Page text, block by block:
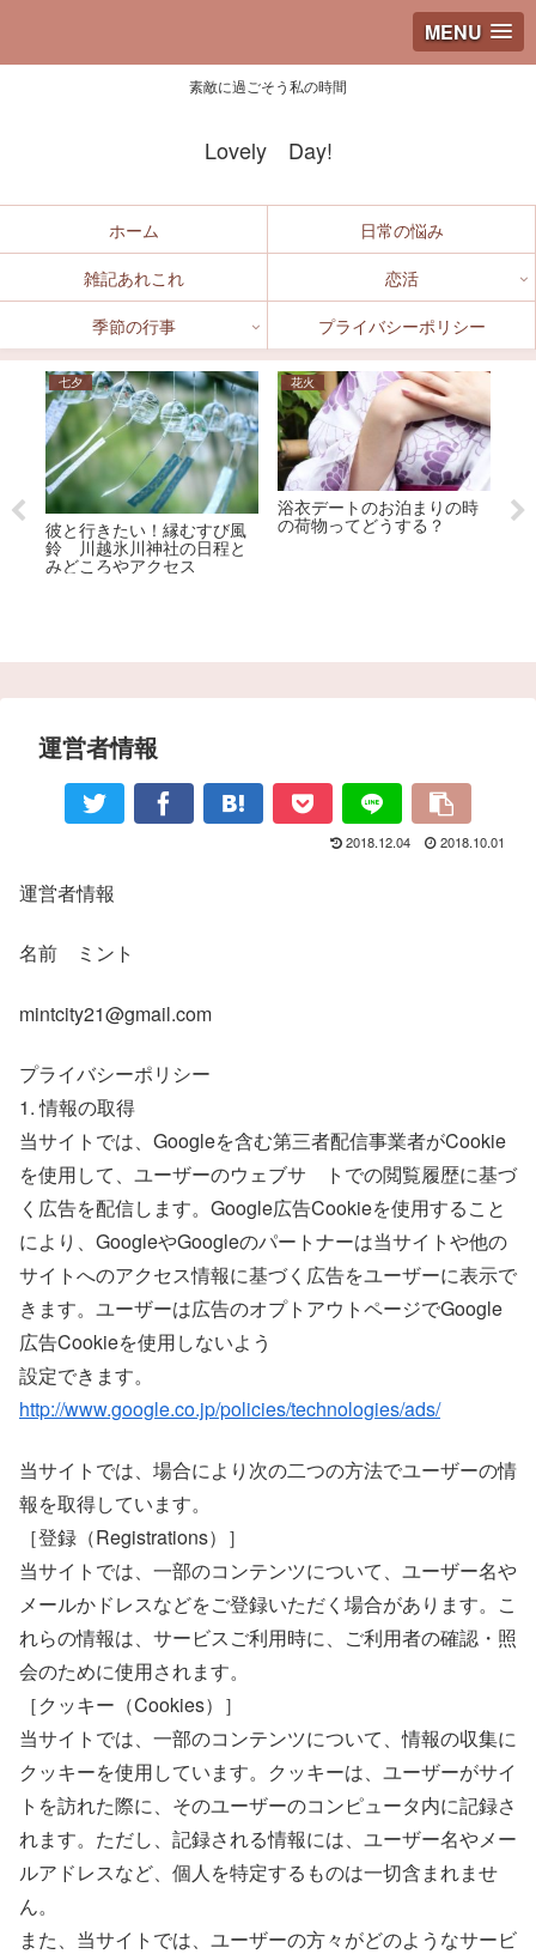
MENU
素敵に過ごそう私の時間
Lovely Day!
ホーム
日常の悩み
雑記あれこれ
恋活
季節の行事
プライバシーポリシー
七夕
彼と行きたい！縁むすび風
鈴 川越氷川神社の日程と
みどころやアクセス
花火
浴衣デートのお泊まりの時
の荷物ってどうする？
運営者情報
2018.12.04 2018.10.01
運営者情報
名前 ミント
mintcity21@gmail.com
プライバシーポリシー
1. 情報の取得
当サイトでは、Googleを含む第三者配信事業者がCookie
を使用して、ユーザーのウェブサ゗トでの閲覧履歴に基づ
く広告を配信します。Google広告Cookieを使用すること
により、GoogleやGoogleのパートナーは当サイトや他の
サイトへのアクセス情報に基づく広告をユーザーに表示で
きます。ユーザーは広告のオプトアウトページでGoogle
広告Cookieを使用しないよう
設定できます。
http://www.google.co.jp/policies/technologies/ads/
当サイトでは、場合により次の二つの方法でユーザーの情
報を取得しています。
［登録（Registrations）］
当サイトでは、一部のコンテンツについて、ユーザー名や
メールかドレスなどをご登録いただく場合があります。こ
れらの情報は、サービスご利用時に、ご利用者の確認・照
会のために使用されます。
［クッキー（Cookies）］
当サイトでは、一部のコンテンツについて、情報の収集に
クッキーを使用しています。クッキーは、ユーザーがサイ
トを訪れた際に、そのユーザーのコンピュータ内に記録さ
れます。ただし、記録される情報には、ユーザー名やメー
ルアドレスなど、個人を特定するものは一切含まれませ
ん。
また、当サイトでは、ユーザーの方々がどのようなサービ